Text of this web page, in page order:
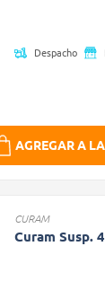
Despacho
AGREGAR A
CURAM
Curam Susp.